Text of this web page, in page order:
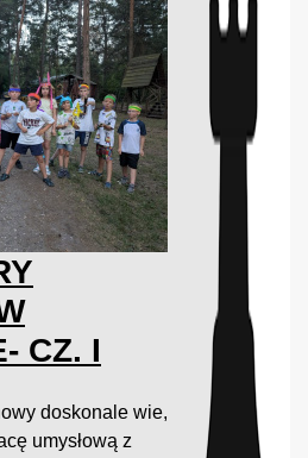
CZ. I
doskonale wie,
umysłową z